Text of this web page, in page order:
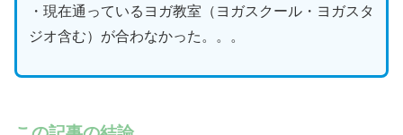
・現在通っているヨガ教室（ヨガスクール・ヨガスタ
ジオ含む）が合わなかった。。。